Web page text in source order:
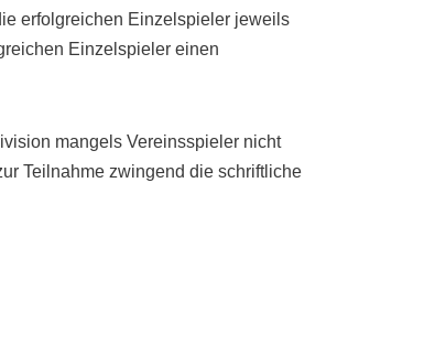
erfolgreichen Einzelspieler jeweils
Einzelspieler einen
mangels Vereinsspieler nicht
Teilnahme zwingend die schriftliche